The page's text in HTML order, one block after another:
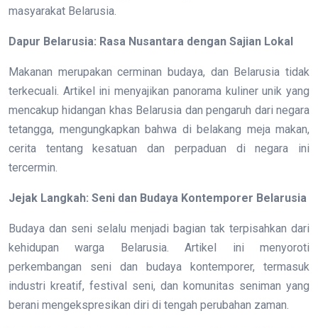
masyarakat Belarusia.
Dapur Belarusia: Rasa Nusantara dengan Sajian Lokal
Makanan merupakan cerminan budaya, dan Belarusia tidak
terkecuali. Artikel ini menyajikan panorama kuliner unik yang
mencakup hidangan khas Belarusia dan pengaruh dari negara
tetangga, mengungkapkan bahwa di belakang meja makan,
cerita tentang kesatuan dan perpaduan di negara ini
tercermin.
Jejak Langkah: Seni dan Budaya Kontemporer Belarusia
Budaya dan seni selalu menjadi bagian tak terpisahkan dari
kehidupan warga Belarusia. Artikel ini menyoroti
perkembangan seni dan budaya kontemporer, termasuk
industri kreatif, festival seni, dan komunitas seniman yang
berani mengekspresikan diri di tengah perubahan zaman.